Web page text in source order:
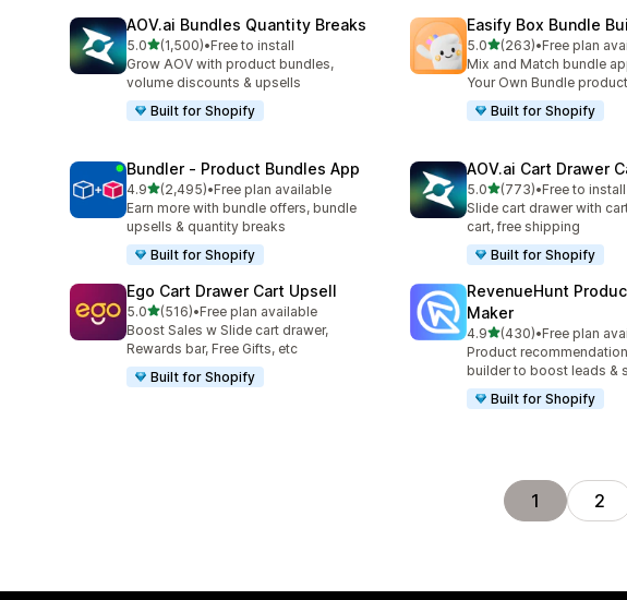
AOV.ai Bundles Quantity Breaks
5.05つ星中
(1,500)
合計レビュー数：1500件
•Free to install
Grow AOV with product bundles,
volume discounts & upsells
Built for Shopify
Easify Box Bundle
5.05つ星中
(263)
合計レビュー数：263件
•Free plan
Mix and Match bundle
Your Own Bundle
Built for Shopify
Bundler ‑ Product Bundles App
4.95つ星中
(2,495)
合計レビュー数：2495件
•Free plan available
Earn more with bundle offers, bundle
upsells & quantity breaks
Built for Shopify
AOV.ai Cart Drawer
5.05つ星中
(773)
合計レビュー数：773件
•Free to install
Slide cart drawer with
cart, free shipping
Built for Shopify
Ego Cart Drawer Cart Upsell
5.05つ星中
(516)
合計レビュー数：516件
•Free plan available
Boost Sales w Slide cart drawer,
Rewards bar, Free Gifts, etc
Built for Shopify
RevenueHunt
Maker
4.95つ星中
(430)
合計レビュー数：430件
•Free plan
Product
builder to boost leads &
Built for Shopify
1 2